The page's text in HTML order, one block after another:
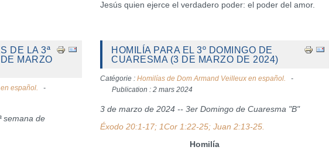
Jesús quien ejerce el verdadero poder: el poder del amor.
DE LA 3ª
MARZO
español.
semana de
HOMILÍA PARA EL 3º DOMINGO DE
CUARESMA (3 DE MARZO DE 2024)
Catégorie :Homilías de Dom Armand Veilleux en español.
Publication : 2 mars 2024
3 de marzo de 2024 -- 3er Domingo de Cuaresma "B"
Éxodo 20:1-17; 1Cor 1:22-25; Juan 2:13-25.
Homilía